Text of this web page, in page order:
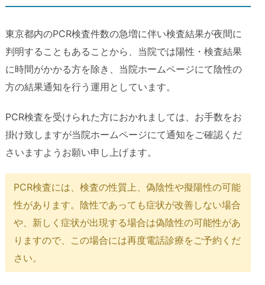
東京都内のPCR検査件数の急増に伴い検査結果が夜間に
判明することもあることから、当院では陽性・検査結果
に時間がかかる方を除き、当院ホームページにて陰性の
方の結果通知を行う運用としています。
PCR検査を受けられた方におかれましては、お手数をお
掛け致しますが当院ホームページにて通知をご確認くだ
さいますようお願い申し上げます。
PCR検査には、検査の性質上、偽陰性や擬陽性の可能
性があります。陰性であっても症状が改善しない場合
や、新しく症状が出現する場合は偽陰性の可能性があ
りますので、この場合には再度電話診療をご予約くだ
さい。